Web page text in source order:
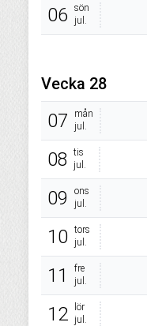
06
sön
jul.
Vecka 28
07
mån
jul.
08
tis
jul.
09
ons
jul.
10 tors
jul.
11
fre
jul.
12
lör
jul.